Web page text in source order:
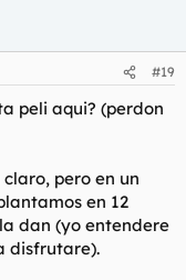
#19
peli aqui? (perdon
pero en un
en 12
dan (yo entendere
disfrutare).